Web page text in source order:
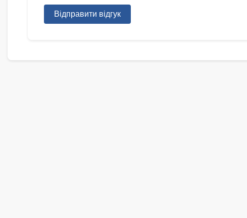
Відправити відгук